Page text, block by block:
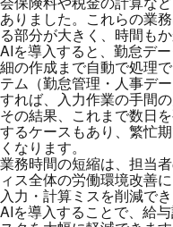
ありました。これらの業
る部分が大きく、時間もか
AIを導入すると、勤怠デ
細の作成まで自動で処理
テム（勤怠管理・人事デ
すれば、入力作業の手間
その結果、これまで数日
するケースもあり、繁忙
くなります。
業務時間の短縮は、担当
ィス全体の労働環境改善に
入力・計算ミスを削減で
AIを導入することで、給